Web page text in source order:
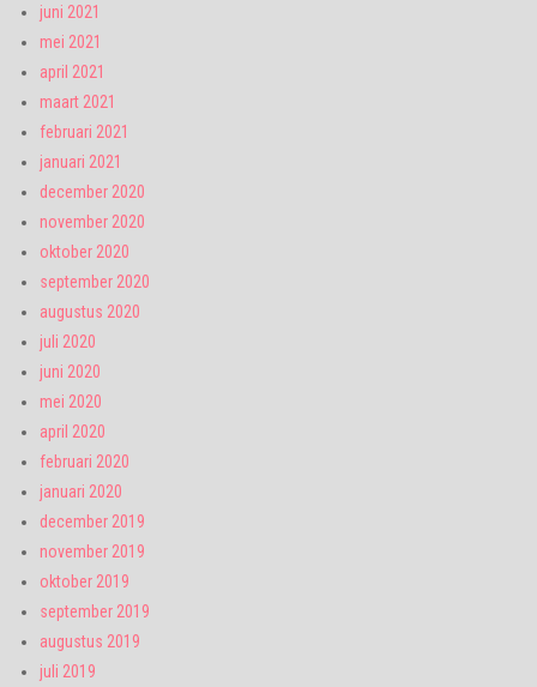
juni 2021
mei 2021
april 2021
maart 2021
februari 2021
januari 2021
december 2020
november 2020
oktober 2020
september 2020
augustus 2020
juli 2020
juni 2020
mei 2020
april 2020
februari 2020
januari 2020
december 2019
november 2019
oktober 2019
september 2019
augustus 2019
juli 2019